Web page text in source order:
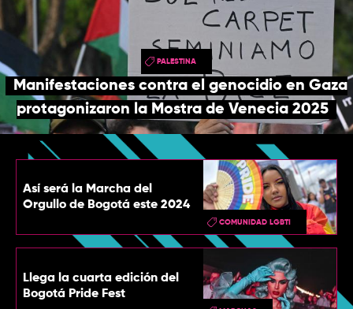
TOP
QUIÉNES SOMOS
CONTACTO
PALESTINA
Manifestaciones contra el genocidio en Gaza
protagonizaron la Mostra de Venecia 2025
Así será la Marcha del
Orgullo de Bogotá este 2024
COMUNIDAD LGBTI
Llega la cuarta edición del
Bogotá Pride Fest